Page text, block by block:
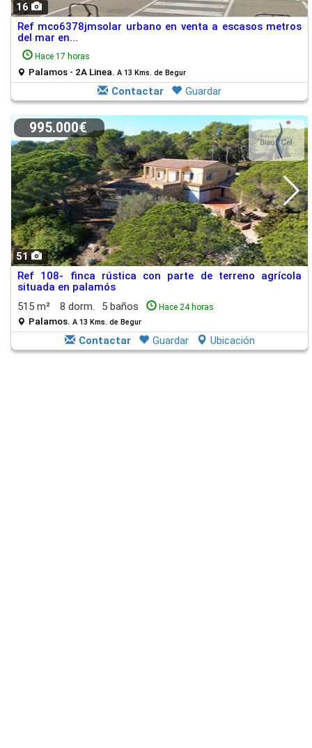
16
Ref mco6378jmsolar urbano en venta a escasos metros
del mar en...
Hace 17 horas
Palamos - 2A Linea. A 13 Kms. de Begur
Contactar Guardar
51
995.000€
Ref 108- finca rústica con parte de terreno agrícola
situada en palamós
515 m²
8 dorm. 5 baños Hace 24 horas
Palamos. A 13 Kms. de Begur
Contactar Guardar Ubicación